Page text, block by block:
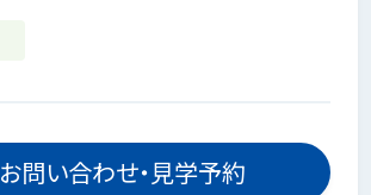
お問い合わせ・見学予約